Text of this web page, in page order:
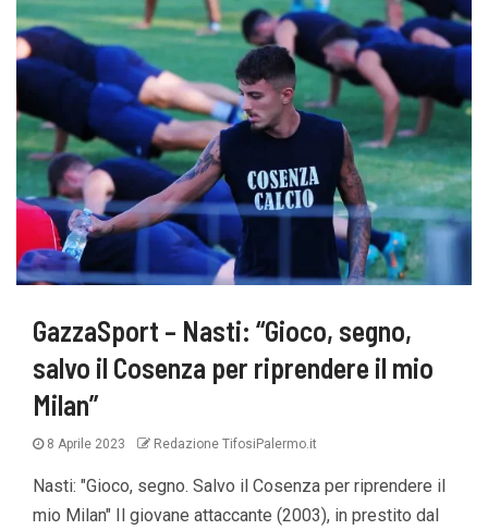
GazzaSport – Nasti: “Gioco, segno,
salvo il Cosenza per riprendere il mio
Milan”
8 Aprile 2023 Redazione TifosiPalermo.it
Nasti: "Gioco, segno. Salvo il Cosenza per riprendere il
mio Milan" Il giovane attaccante (2003), in prestito dal